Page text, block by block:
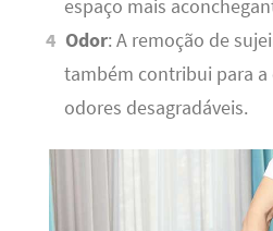
espaço mais
Odor: A remoção de
também contribui para a
odores desagradáveis.